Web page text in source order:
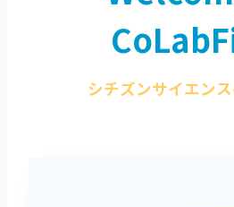
シチズンサイエン